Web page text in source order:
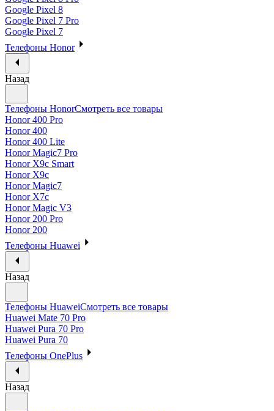
Google Pixel 8
Google Pixel 7 Pro
Google Pixel 7
Телефоны Honor
Назад
Телефоны HonorСмотреть все товары
Honor 400 Pro
Honor 400
Honor 400 Lite
Honor Magic7 Pro
Honor X9c Smart
Honor X9c
Honor Magic7
Honor X7c
Honor Magic V3
Honor 200 Pro
Honor 200
Телефоны Huawei
Назад
Телефоны HuaweiСмотреть все товары
Huawei Mate 70 Pro
Huawei Pura 70 Pro
Huawei Pura 70
Телефоны OnePlus
Назад